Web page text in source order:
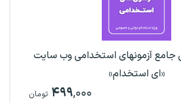
جامع آزمونهای استخدامی وب سایت
«ای استخدام»
۴۹۹,۰۰۰ تومان